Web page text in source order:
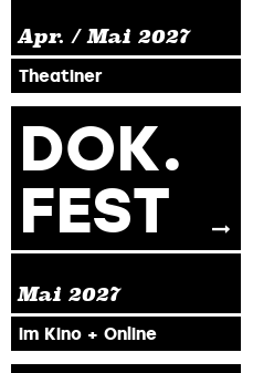
Apr. / Mai 2027
Theatiner
DOK.
FEST
Mai 2027
im Kino + Online